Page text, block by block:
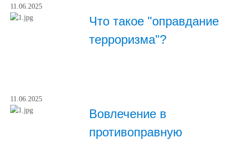
11.06.2025
Что такое "оправдание
терроризма"?
11.06.2025
Вовлечение в
противоправную